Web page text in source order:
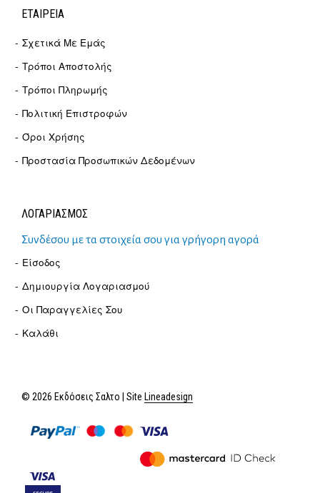
ΕΤΑΙΡΕΊΑ
Σχετικά Με Εμάς
Τρόποι Αποστολής
Τρόποι Πληρωμής
Πολιτική Επιστροφών
Όροι Χρήσης
Προστασία Προσωπικών Δεδομένων
ΛΟΓΑΡΙΑΣΜΟΣ
Συνδέσου με τα στοιχεία σου για γρήγορη αγορά
Είσοδος
Δημιουργία Λογαριασμού
Οι Παραγγελίες Σου
Καλάθι
© 2026 Εκδόσεις Σαλτο | Site Lineadesign